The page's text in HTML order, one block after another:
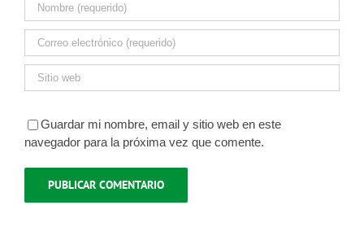
Guardar mi nombre, email y sitio web en este
navegador para la próxima vez que comente.